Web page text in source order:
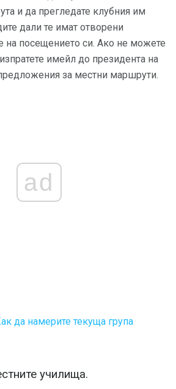
и да прегледате клубния им
дали те имат отворени
посещението си. Ако не можете
имейл до президента на
за местни маршрути.
ad
да намерите текуща група
училища.